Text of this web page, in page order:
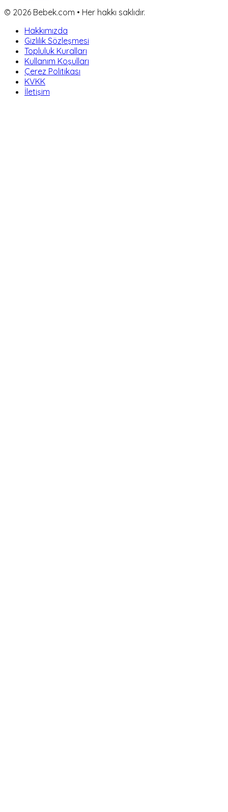
© 2026 Bebek.com • Her hakkı saklıdır.
Hakkımızda
Gizlilik Sözleşmesi
Topluluk Kuralları
Kullanım Koşulları
Çerez Politikası
KVKK
İletişim